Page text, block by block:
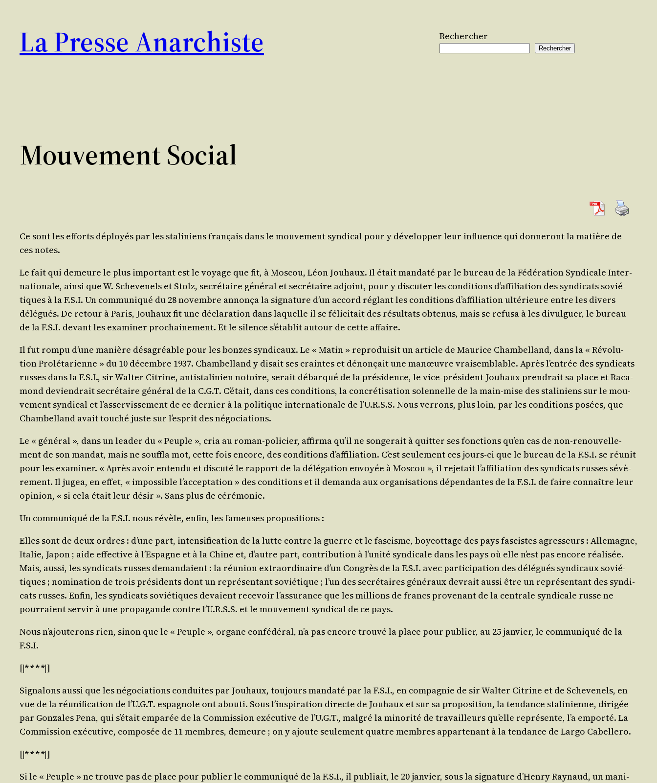
contenu
La Presse Anarchiste Rechercher
Rechercher
Mouvement Social
Ce sont les efforts déployés par les sta­li­niens fran­çais dans le mou­ve­ment syn­di­cal pour y déve­lop­per leur influence qui don­ne­ront la matière de
ces notes.
Le fait qui demeure le plus impor­tant est le voyage que fit, à Mos­cou, Léon Jou­haux. Il était man­da­té par le bureau de la Fédé­ra­tion Syn­di­cale Inter­
na­tio­nale, ain­si que W. Sche­ve­nels et Stolz, secré­taire géné­ral et secré­taire adjoint, pour y dis­cu­ter les condi­tions d’af­fi­lia­tion des syn­di­cats sovié­
tiques à la F.S.I. Un com­mu­ni­qué du 28 novembre annon­ça la signa­ture d’un accord réglant les condi­tions d’af­fi­lia­tion ulté­rieure entre les divers
délé­gués. De retour à Paris, Jou­haux fit une décla­ra­tion dans laquelle il se féli­ci­tait des résul­tats obte­nus, mais se refu­sa à les divul­guer, le bureau
de la F.S.I. devant les exa­mi­ner pro­chai­ne­ment. Et le silence s’é­ta­blit autour de cette affaire.
Il fut rom­pu d’une manière désa­gréable pour les bonzes syn­di­caux. Le « Matin » repro­dui­sit un article de Mau­rice Cham­bel­land, dans la « Révo­lu­
tion Pro­lé­ta­rienne » du 10 décembre 1937. Cham­bel­land y disait ses craintes et dénon­çait une manœuvre vrai­sem­blable. Après l’en­trée des syn­di­cats
russes dans la F.S.I., sir Wal­ter Citrine, anti­sta­li­nien notoire, serait débar­qué de la pré­si­dence, le vice-pré­sident Jou­haux pren­drait sa place et Raca­
mond devien­drait secré­taire géné­ral de la C.G.T. C’é­tait, dans ces condi­tions, la concré­ti­sa­tion solen­nelle de la main-mise des sta­li­niens sur le mou­
ve­ment syn­di­cal et l’as­ser­vis­se­ment de ce der­nier à la poli­tique inter­na­tio­nale de l’U.R.S.S. Nous ver­rons, plus loin, par les condi­tions posées, que
Cham­bel­land avait tou­ché juste sur l’es­prit des négociations.
Le « géné­ral », dans un lea­der du « Peuple », cria au roman-poli­cier, affir­ma qu’il ne son­ge­rait à quit­ter ses fonc­tions qu’en cas de non-renou­vel­le­
ment de son man­dat, mais ne souf­fla mot, cette fois encore, des condi­tions d’af­fi­lia­tion. C’est seule­ment ces jours-ci que le bureau de la F.S.I. se réunit
pour les exa­mi­ner. « Après avoir enten­du et dis­cu­té le rap­port de la délé­ga­tion envoyée à Mos­cou », il reje­tait l’af­fi­lia­tion des syn­di­cats russes sévè­
re­ment. Il jugea, en effet, « impos­sible l’ac­cep­ta­tion » des condi­tions et il deman­da aux orga­ni­sa­tions dépen­dantes de la F.S.I. de faire connaître leur
opi­nion, « si cela était leur désir ». Sans plus de cérémonie.
Un com­mu­ni­qué de la F.S.I. nous révèle, enfin, les fameuses propositions :
Elles sont de deux ordres : d’une part, inten­si­fi­ca­tion de la lutte contre la guerre et le fas­cisme, boy­cot­tage des pays fas­cistes agres­seurs : Alle­magne,
Ita­lie, Japon ; aide effec­tive à l’Es­pagne et à la Chine et, d’autre part, contri­bu­tion à l’u­ni­té syn­di­cale dans les pays où elle n’est pas encore réa­li­sée.
Mais, aus­si, les syn­di­cats russes deman­daient : la réunion extra­or­di­naire d’un Congrès de la F.S.I. avec par­ti­ci­pa­tion des délé­gués syn­di­caux sovié­
tiques ; nomi­na­tion de trois pré­si­dents dont un repré­sen­tant sovié­tique ; l’un des secré­taires géné­raux devrait aus­si être un repré­sen­tant des syn­di­
cats russes. Enfin, les syn­di­cats sovié­tiques devaient rece­voir l’as­su­rance que les mil­lions de francs pro­ve­nant de la cen­trale syn­di­cale russe ne
pour­raient ser­vir à une pro­pa­gande contre l’U.R.S.S. et le mou­ve­ment syn­di­cal de ce pays.
Nous n’a­jou­te­rons rien, sinon que le « Peuple », organe confé­dé­ral, n’a pas encore trou­vé la place pour publier, au 25 jan­vier, le com­mu­ni­qué de la
F.S.I.
[|* * * *|]
Signa­lons aus­si que les négo­cia­tions conduites par Jou­haux, tou­jours man­da­té par la F.S.I., en com­pa­gnie de sir Wal­ter Citrine et de Sche­ve­nels, en
vue de la réuni­fi­ca­tion de l’U.G.T. espa­gnole ont abou­ti. Sous l’ins­pi­ra­tion directe de Jou­haux et sur sa pro­po­si­tion, la ten­dance sta­li­nienne, diri­gée
par Gon­zales Pena, qui s’é­tait empa­rée de la Com­mis­sion exé­cu­tive de l’U.G.T., mal­gré la mino­ri­té de tra­vailleurs qu’elle repré­sente, l’a empor­té. La
Com­mis­sion exé­cu­tive, com­po­sée de 11 membres, demeure ; on y ajoute seule­ment quatre membres appar­te­nant à la ten­dance de Lar­go Cabellero.
[|* * * *|]
Si le « Peuple » ne trouve pas de place pour publier le com­mu­ni­qué de la F.S.I., il publiait, le 20 jan­vier, sous la signa­ture d’Hen­ry Ray­naud, un mani­